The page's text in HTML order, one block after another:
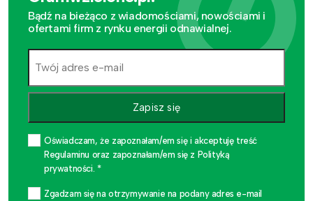
Bądź na bieżąco z wiadomościami, nowościami i
ofertami firm z rynku energii odnawialnej.
Zapisz się
Oświadczam, że zapoznałam/em się i akceptuję treść
Regulaminu oraz zapoznałam/em się z Polityką
prywatności. *
Zgadzam się na otrzymywanie na podany adres e-mail